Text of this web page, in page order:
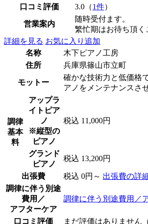
口コミ評価 3.0（1件）
営業案内
随時受付ます。
繁忙期はお待ち頂く
詳細を見る お気に入り追加
名称
木下ピアノ工房
住所
兵庫県篠山市立町
モットー
確かな技術力と低価格
アノをメンテナンスさ
調律
基本
料
アップラ
イトピア
ノ
※縦型の
ピアノ
税込 11,000円
グランド
ピアノ
税込 13,200円
出張費 税込 0円～ 出張費の詳
調律に伴う別途
費用／
アフターケア
調律に伴う別途費用／
口コミ評価 まだ評価はありません